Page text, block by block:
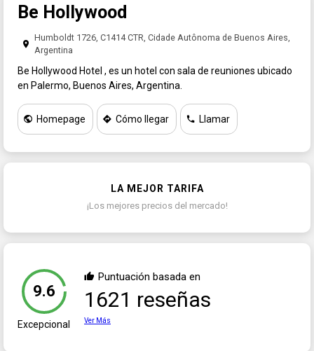
TELEFONE (Código de Pais + Código de Area + Número)
PAIS
PROVINCIA
CONSULTA
Be Hollywood
Humboldt 1726, C1414 CTR, Cidade Autônoma de Buenos Aires,
Argentina
Be Hollywood Hotel , es un hotel con sala de reuniones ubicado
en Palermo, Buenos Aires, Argentina.
Homepage Cómo llegar Llamar
LA MEJOR TARIFA
¡Los mejores precios del mercado!
9.6
Excepcional
Puntuación basada en
1621 reseñas
Ver Más